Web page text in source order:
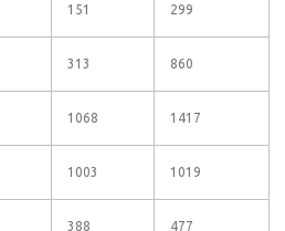
151 299
313 860
1068 1417
1003 1019
388 477